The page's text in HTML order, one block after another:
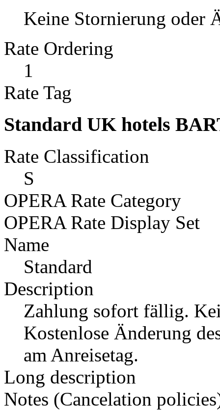
Keine Stornierung oder
Rate Ordering
1
Rate Tag
Standard UK hotels
Rate Classification
S
OPERA Rate Category
OPERA Rate Display Set
Name
Standard
Description
Zahlung sofort fällig.
Kostenlose Änderung
am Anreisetag.
Long description
Notes (Cancelation